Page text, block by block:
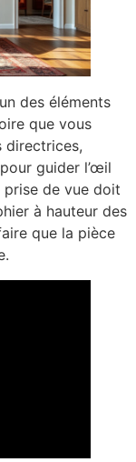
des éléments
que vous
directrices,
guider l’œil
prise de vue doit
à hauteur des
que la pièce